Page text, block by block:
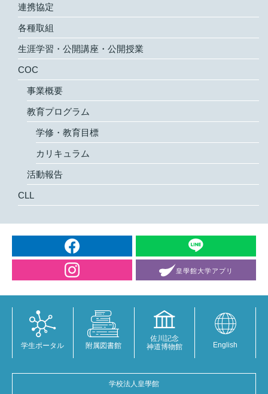
連携協定
各種取組
生涯学習・公開講座・公開授業
COC
事業概要
教育プログラム
学修・教育目標
カリキュラム
活動報告
CLL
学校法人皇學館
学生ポータル 附属図書館
佐川記念
神道博物館
English
皇學館大学アプリ